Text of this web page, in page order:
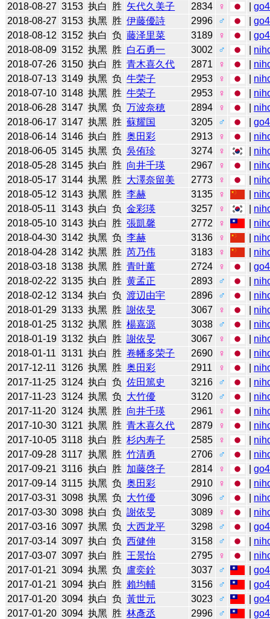
2018-08-27 3153 执白 胜 矢代久美子 2834 ♀ |
2018-08-27 3153 执黑 胜 伊藤優詩 2996 ♂ |
2018-08-12 3152 执白 负 藤泽里菜 3189 ♀ |
2018-08-09 3152 执黑 胜 白石勇一 3002 ♂
2018-07-26 3150 执白 胜 青木喜久代 2871 ♀
2018-07-13 3149 执黑 负 牛荣子 2953 ♀
2018-07-10 3148 执黑 胜 牛荣子 2953 ♀
2018-06-28 3147 执黑 负 万波奈穂 2894 ♀
2018-06-17 3147 执黑 胜 蘇耀国 3205 ♂ |
2018-06-14 3146 执白 胜 奥田彩 2913 ♀
2018-06-05 3145 执黑 负 吳侑珍 3274 ♀
2018-05-28 3145 执白 胜 向井千瑛 2967 ♀
2018-05-17 3144 执黑 胜 大澤奈留美 2773 ♀
2018-05-12 3143 执黑 胜 李赫 3135 ♀
2018-05-11 3143 执白 负 金彩瑛 3257 ♀
2018-05-10 3143 执白 胜 張凱馨 2772 ♀
2018-04-30 3142 执黑 负 李赫 3136 ♀
2018-04-28 3142 执黑 胜 芮乃伟 3183 ♀
2018-03-18 3138 执黑 胜 青叶薰 2724 ♀ |
2018-02-22 3135 执白 胜 黄孟正 2893 ♂
2018-02-12 3134 执白 负 渡辺由宇 2896 ♂
2018-01-29 3133 执黑 胜 謝依旻 3067 ♀
2018-01-25 3132 执黑 胜 楊嘉源 3038 ♂
2018-01-19 3132 执白 胜 謝依旻 3067 ♀
2018-01-11 3131 执白 胜 卷幡多荣子 2690 ♀
2017-12-11 3126 执黑 胜 奥田彩 2911 ♀
2017-11-25 3124 执白 负 佐田篤史 3216 ♂
2017-11-23 3124 执黑 负 大竹優 3120 ♂
2017-11-20 3124 执黑 胜 向井千瑛 2961 ♀
2017-10-30 3121 执黑 胜 青木喜久代 2879 ♀
2017-10-05 3118 执白 胜 杉内寿子 2585 ♀
2017-09-28 3117 执黑 胜 竹清勇 2706 ♂
2017-09-21 3116 执白 胜 加藤啓子 2814 ♀ |
2017-09-14 3115 执黑 负 奥田彩 2910 ♀
2017-03-31 3098 执黑 负 大竹優 3096 ♂
2017-03-30 3098 执白 负 謝依旻 3089 ♀
2017-03-16 3097 执黑 负 大西龙平 3298 ♂ |
2017-03-14 3097 执白 负 西健伸 3158 ♂
2017-03-07 3097 执白 胜 王景怡 2795 ♀
2017-01-21 3094 执黑 负 盧奕銓 3037 ♂ |
2017-01-21 3094 执白 胜 賴均輔 3156 ♂ |
2017-01-20 3094 执白 负 黃世元 3023 ♂ |
2017-01-20 3094 执黑 胜 林彥丞 2996 ♂ |